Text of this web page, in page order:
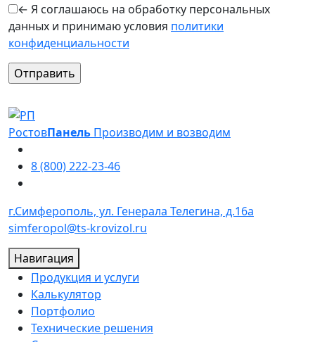
← Я соглашаюсь на обработку персональных
данных и принимаю условия политики
конфиденциальности
Оставьте это поле пустым.
РостовПанель Производим и возводим
8 (800) 222-23-46
г.Симферополь, ул. Генерала Телегина, д.16а
simferopol@ts-krovizol.ru
Навигация
Продукция и услуги
Калькулятор
Портфолио
Технические решения